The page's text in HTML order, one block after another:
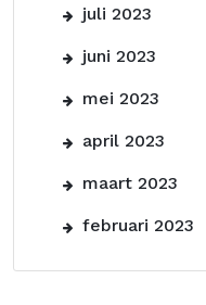
juli 2023
juni 2023
mei 2023
april 2023
maart 2023
februari 2023